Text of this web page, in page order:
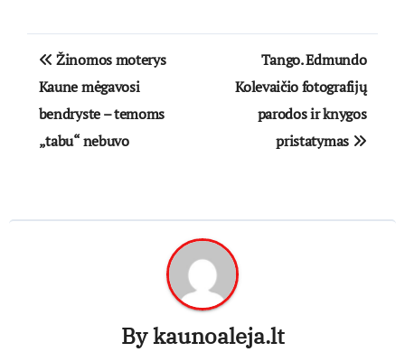
Navigacija
tarp
įrašų
Žinomos moterys
Kaune mėgavosi
bendryste – temoms
„tabu“ nebuvo
Tango. Edmundo
Kolevaičio fotografijų
parodos ir knygos
pristatymas
Bykaunoaleja.lt